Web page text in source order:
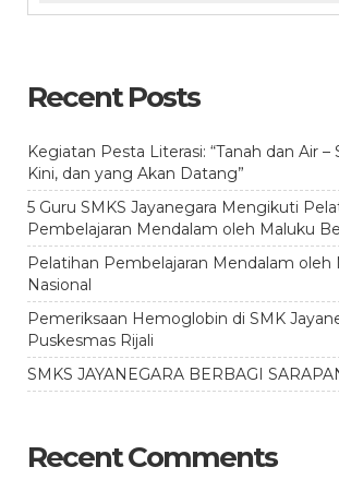
Recent Posts
Kegiatan Pesta Literasi: “Tanah dan Air –
Kini, dan yang Akan Datang”
5 Guru SMKS Jayanegara Mengikuti
Pembelajaran Mendalam oleh Maluku
Pelatihan Pembelajaran Mendalam oleh
Nasional
Pemeriksaan Hemoglobin di SMK
Puskesmas Rijali
SMKS JAYANEGARA BERBAGI
Recent Comments